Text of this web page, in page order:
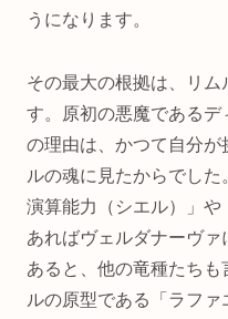
うになります。
その最大の根拠は、リ
す。原初の悪魔であるデ
の理由は、かつて自分が
ルの魂に見たからでし
演算能力（シエル）」
あればヴェルダナーヴ
あると、他の竜種たち
ルの原型である「ラフ